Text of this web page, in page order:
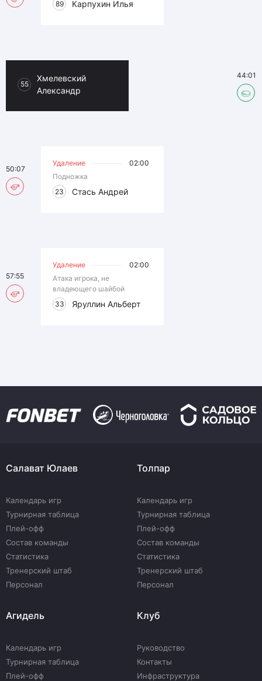
89 Карпухин Илья
55
Хмелевский
Александр
44:01
Удаление
02:00
Подножка
23
Стась Андрей
50:07
Удаление
02:00
Атака игрока, не
владеющего шайбой
33
Яруллин Альберт
57:55
Салават Юлаев
Календарь игр
Турнирная таблица
Плей-офф
Состав команды
Статистика
Тренерский штаб
Персонал
Толпар
Календарь игр
Турнирная таблица
Плей-офф
Состав команды
Статистика
Тренерский штаб
Персонал
Агидель
Календарь игр
Турнирная таблица
Плей-офф
Клуб
Руководство
Контакты
Инфраструктура